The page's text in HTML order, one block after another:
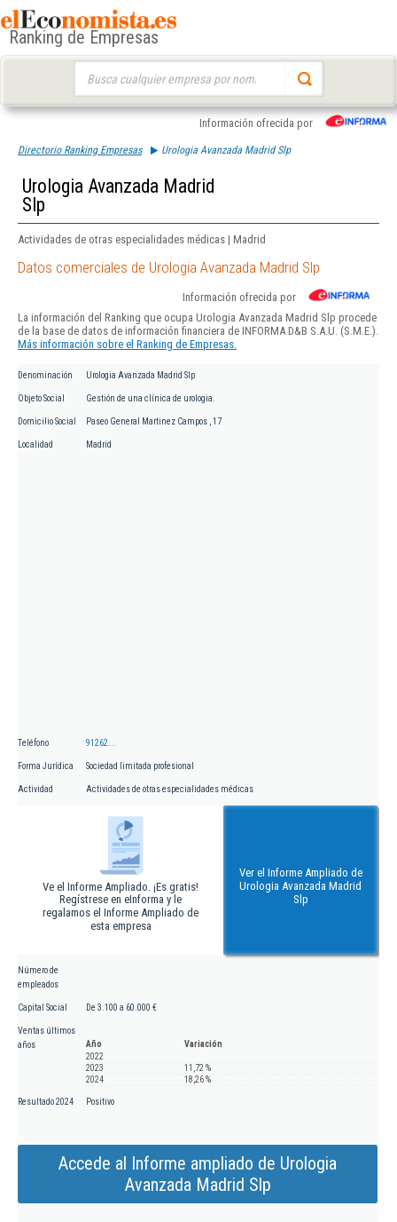
Ranking de Empresas
Información ofrecida por
Directorio Ranking Empresas Urologia Avanzada Madrid Slp
Urologia Avanzada Madrid
Slp
Actividades de otras especialidades médicas | Madrid
Datos comerciales de Urologia Avanzada Madrid Slp
Información ofrecida por
La información del Ranking que ocupa Urologia Avanzada Madrid Slp procede
de la base de datos de información financiera de INFORMA D&B S.A.U. (S.M.E.).
Más información sobre el Ranking de Empresas.
Denominación Urologia Avanzada Madrid Slp
Objeto Social Gestión de una clínica de urologia.
Domicilio Social Paseo General Martinez Campos , 17
Localidad Madrid
Teléfono 91262...
Forma Jurídica Sociedad limitada profesional
Actividad Actividades de otras especialidades médicas
Ve el Informe Ampliado. ¡Es gratis!
Regístrese en eInforma y le
regalamos el Informe Ampliado de
esta empresa
Ver el Informe Ampliado de
Urologia Avanzada Madrid
Slp
Número de
empleados
Capital Social De 3.100 a 60.000 €
Ventas últimos
años
Año
Variación
2022
2023
11,72 %
2024
18,26 %
Resultado 2024 Positivo
Accede al Informe ampliado de Urologia
Avanzada Madrid Slp